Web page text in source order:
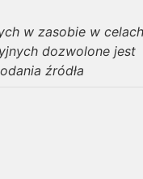
w zasobie w
dozwolone jest
źródła